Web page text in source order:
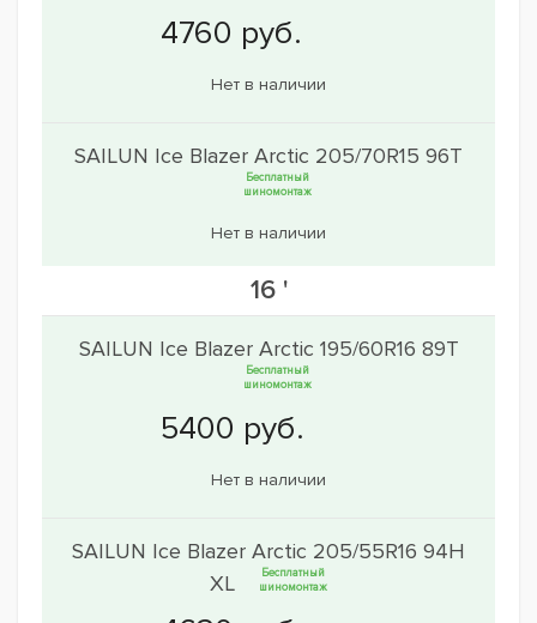
Нет в наличии
SAILUN Ice Blazer Arctic 205/70R15 96T
Бесплатный
шиномонтаж
Нет в наличии
16 '
SAILUN Ice Blazer Arctic 195/60R16 89T
Бесплатный
шиномонтаж
Нет в наличии
SAILUN Ice Blazer Arctic 205/55R16 94H
XL
Бесплатный
шиномонтаж